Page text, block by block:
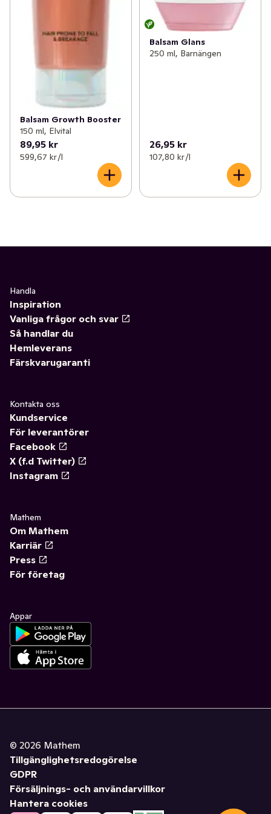
Balsam Growth Booster
150 ml, Elvital
89,95 kr
599,67 kr /l
Balsam Glans
250 ml, Barnängen
26,95 kr
107,80 kr /l
Handla
Inspiration
Vanliga frågor och svar
Så handlar du
Hemleverans
Färskvarugaranti
Kontakta oss
Kundservice
För leverantörer
Facebook
X (f.d Twitter)
Instagram
Mathem
Om Mathem
Karriär
Press
För företag
Appar
© 2026 Mathem
Tillgänglighetsredogörelse
GDPR
Försäljnings- och användarvillkor
Hantera cookies